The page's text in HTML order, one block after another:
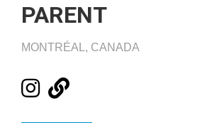
PARENT
MONTRÉAL, CANADA